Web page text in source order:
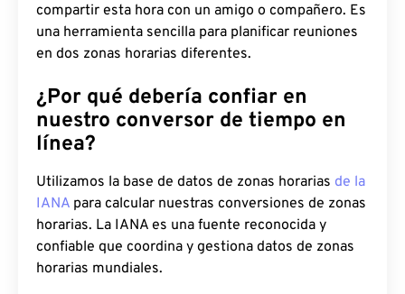
compartir esta hora con un amigo o compañero. Es
una herramienta sencilla para planificar reuniones
en dos zonas horarias diferentes.
¿Por qué debería confiar en
nuestro conversor de tiempo en
línea?
Utilizamos la base de datos de zonas horarias de la
IANA para calcular nuestras conversiones de zonas
horarias. La IANA es una fuente reconocida y
confiable que coordina y gestiona datos de zonas
horarias mundiales.